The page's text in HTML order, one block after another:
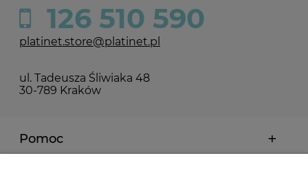
126 510 590
platinet.store@platinet.pl
ul. Tadeusza Śliwiaka 48
30-789 Kraków
Pomoc